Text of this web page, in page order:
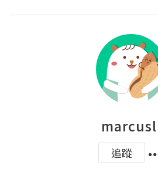
追蹤